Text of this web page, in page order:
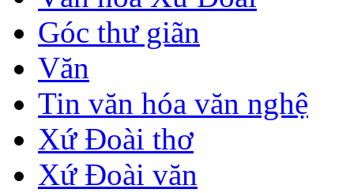
Góc thư giãn
Văn
Tin văn hóa văn nghệ
Xứ Đoài thơ
Xứ Đoài văn